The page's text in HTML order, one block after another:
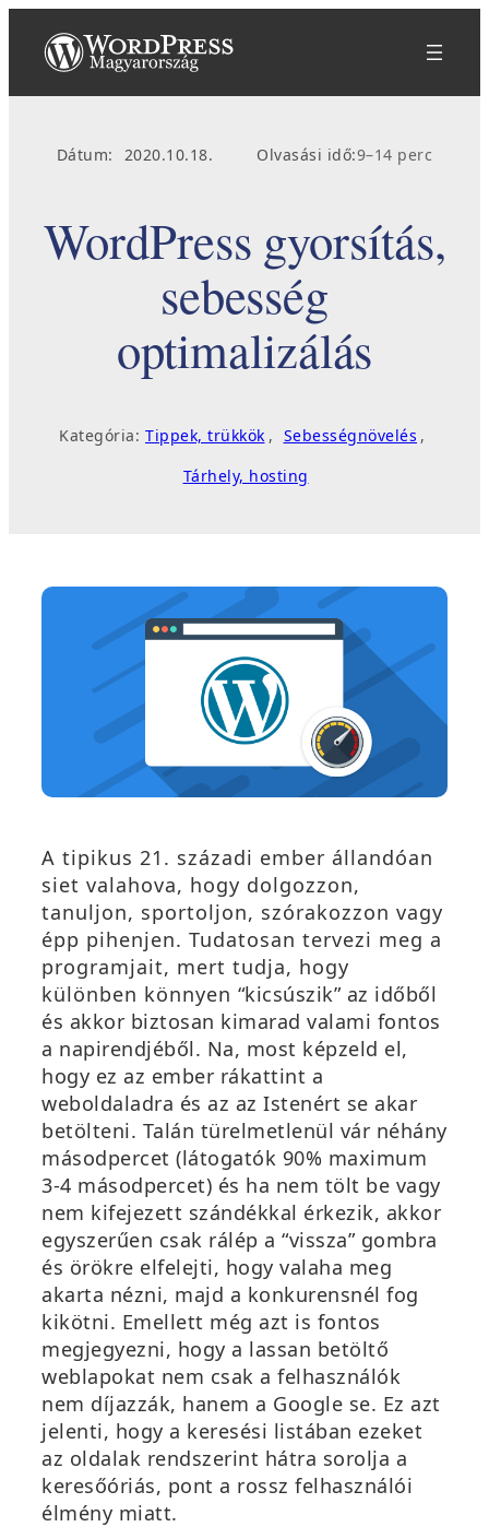
tartalomhoz
Dátum: 2020.10.18. Olvasási idő:9–14 perc
WordPress gyorsítás,
sebesség
optimalizálás
Kategória: Tippek, trükkök , Sebességnövelés ,
Tárhely, hosting
A tipikus 21. századi ember állandóan
siet valahova, hogy dolgozzon,
tanuljon, sportoljon, szórakozzon vagy
épp pihenjen. Tudatosan tervezi meg a
programjait, mert tudja, hogy
különben könnyen “kicsúszik” az időből
és akkor biztosan kimarad valami fontos
a napirendjéből. Na, most képzeld el,
hogy ez az ember rákattint a
weboldaladra és az az Istenért se akar
betölteni. Talán türelmetlenül vár néhány
másodpercet (látogatók 90% maximum
3-4 másodpercet) és ha nem tölt be vagy
nem kifejezett szándékkal érkezik, akkor
egyszerűen csak rálép a “vissza” gombra
és örökre elfelejti, hogy valaha meg
akarta nézni, majd a konkurensnél fog
kikötni. Emellett még azt is fontos
megjegyezni, hogy a lassan betöltő
weblapokat nem csak a felhasználók
nem díjazzák, hanem a Google se. Ez azt
jelenti, hogy a keresési listában ezeket
az oldalak rendszerint hátra sorolja a
keresőóriás, pont a rossz felhasználói
élmény miatt.